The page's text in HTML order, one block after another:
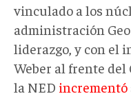
vinculado a los
administración
liderazgo y con el
Weber al frente
la NED incrementó